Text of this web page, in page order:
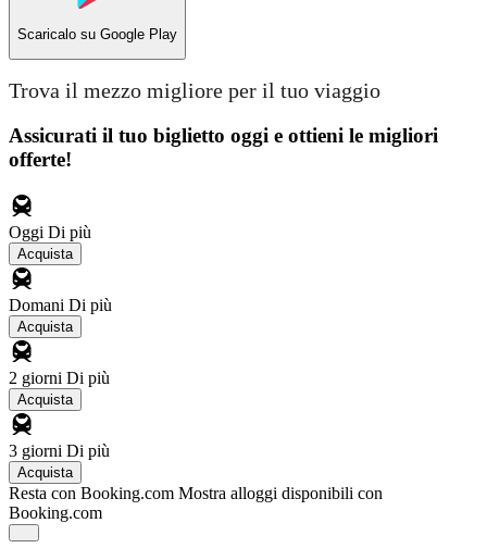
Scaricalo su Google Play
Trova il mezzo migliore per il tuo viaggio
Assicurati il ​​tuo biglietto oggi e ottieni le migliori
offerte!
Oggi Di più
Acquista
Domani Di più
Acquista
2 giorni Di più
Acquista
3 giorni Di più
Acquista
Resta con Booking.com Mostra alloggi disponibili con
Booking.com